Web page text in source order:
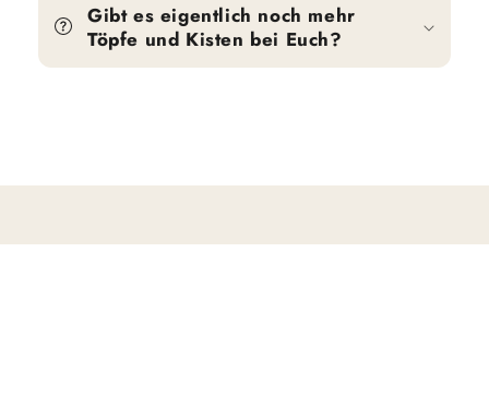
Gibt es eigentlich noch mehr
Töpfe und Kisten bei Euch?